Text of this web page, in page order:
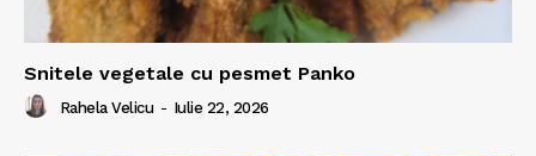
Snitele vegetale cu pesmet Panko
Rahela Velicu - Iulie 22, 2026